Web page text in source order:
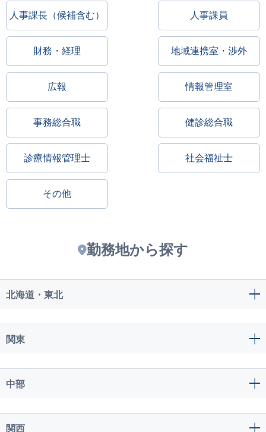
人事課長（候補含む） 人事課員
財務・経理 地域連携室・渉外
広報 情報管理室
事務総合職 健診総合職
診療情報管理士 社会福祉士
その他
勤務地から探す
北海道・東北
関東
中部
関西